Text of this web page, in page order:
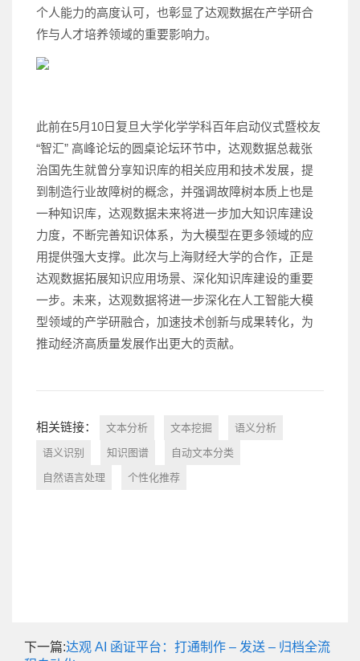
个人能力的高度认可，也彰显了达观数据在产学研合
作与人才培养领域的重要影响力。
此前在5月10日复旦大学化学学科百年启动仪式暨校友
“智汇” 高峰论坛的圆桌论坛环节中，达观数据总裁张
治国先生就曾分享知识库的相关应用和技术发展，提
到制造行业故障树的概念，并强调故障树本质上也是
一种知识库，达观数据未来将进一步加大知识库建设
力度，不断完善知识体系，为大模型在更多领域的应
用提供强大支撑。此次与上海财经大学的合作，正是
达观数据拓展知识应用场景、深化知识库建设的重要
一步。未来，达观数据将进一步深化在人工智能大模
型领域的产学研融合，加速技术创新与成果转化，为
推动经济高质量发展作出更大的贡献。
相关链接： 文本分析 文本挖掘 语义分析
语义识别 知识图谱 自动文本分类
自然语言处理 个性化推荐
下一篇:达观 AI 函证平台：打通制作 – 发送 – 归档全流